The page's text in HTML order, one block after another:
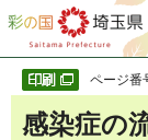
彩の国 埼玉県
ページ番
感染症の